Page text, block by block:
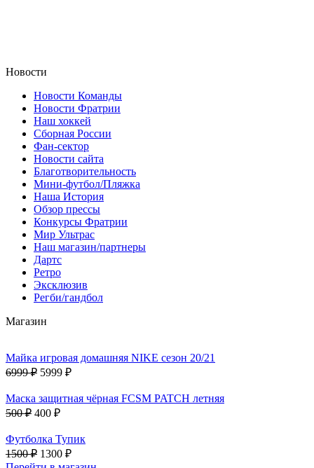
Новости
Новости Команды
Новости Фратрии
Наш хоккей
Сборная России
Фан-cектор
Новости сайта
Благотворительность
Мини-футбол/Пляжка
Наша История
Обзор прессы
Конкурсы Фратрии
Мир Ультрас
Наш магазин/партнеры
Дартс
Ретро
Эксклюзив
Регби/гандбол
Магазин
Майка игровая домашняя NIKE сезон 20/21
6999 ₽ 5999 ₽
Маска защитная чёрная FCSM PATCH летняя
500 ₽ 400 ₽
Футболка Тупик
1500 ₽ 1300 ₽